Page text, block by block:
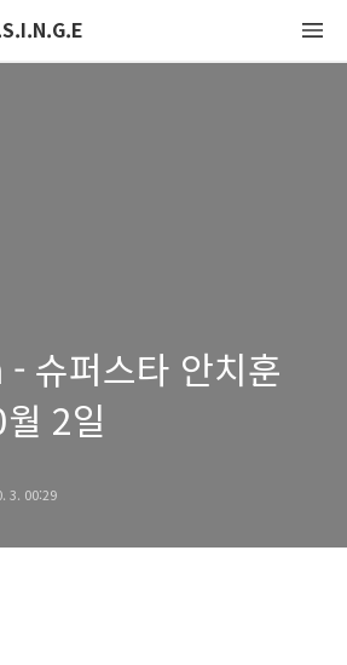
슈퍼스타 안치훈
2일
3. 00:29